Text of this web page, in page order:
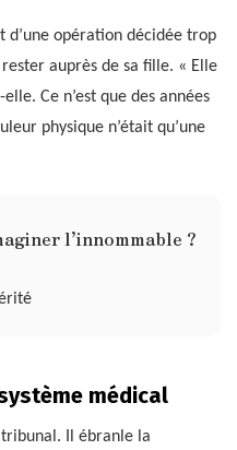
d’une opération décidée trop
auprès de sa fille. « Elle
Ce n’est que des années
physique n’était qu’une
l’innommable ?
médical
tribunal. Il ébranle la